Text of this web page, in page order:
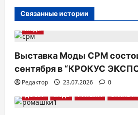
я
п
а
и
Связанные истории
Мода
Выставка Моды CPM
сентября в “КРОКУС
Редактор 23.07.2026
0
ДОСУГ
Мода РИТЕЙЛ СТИЛЬ